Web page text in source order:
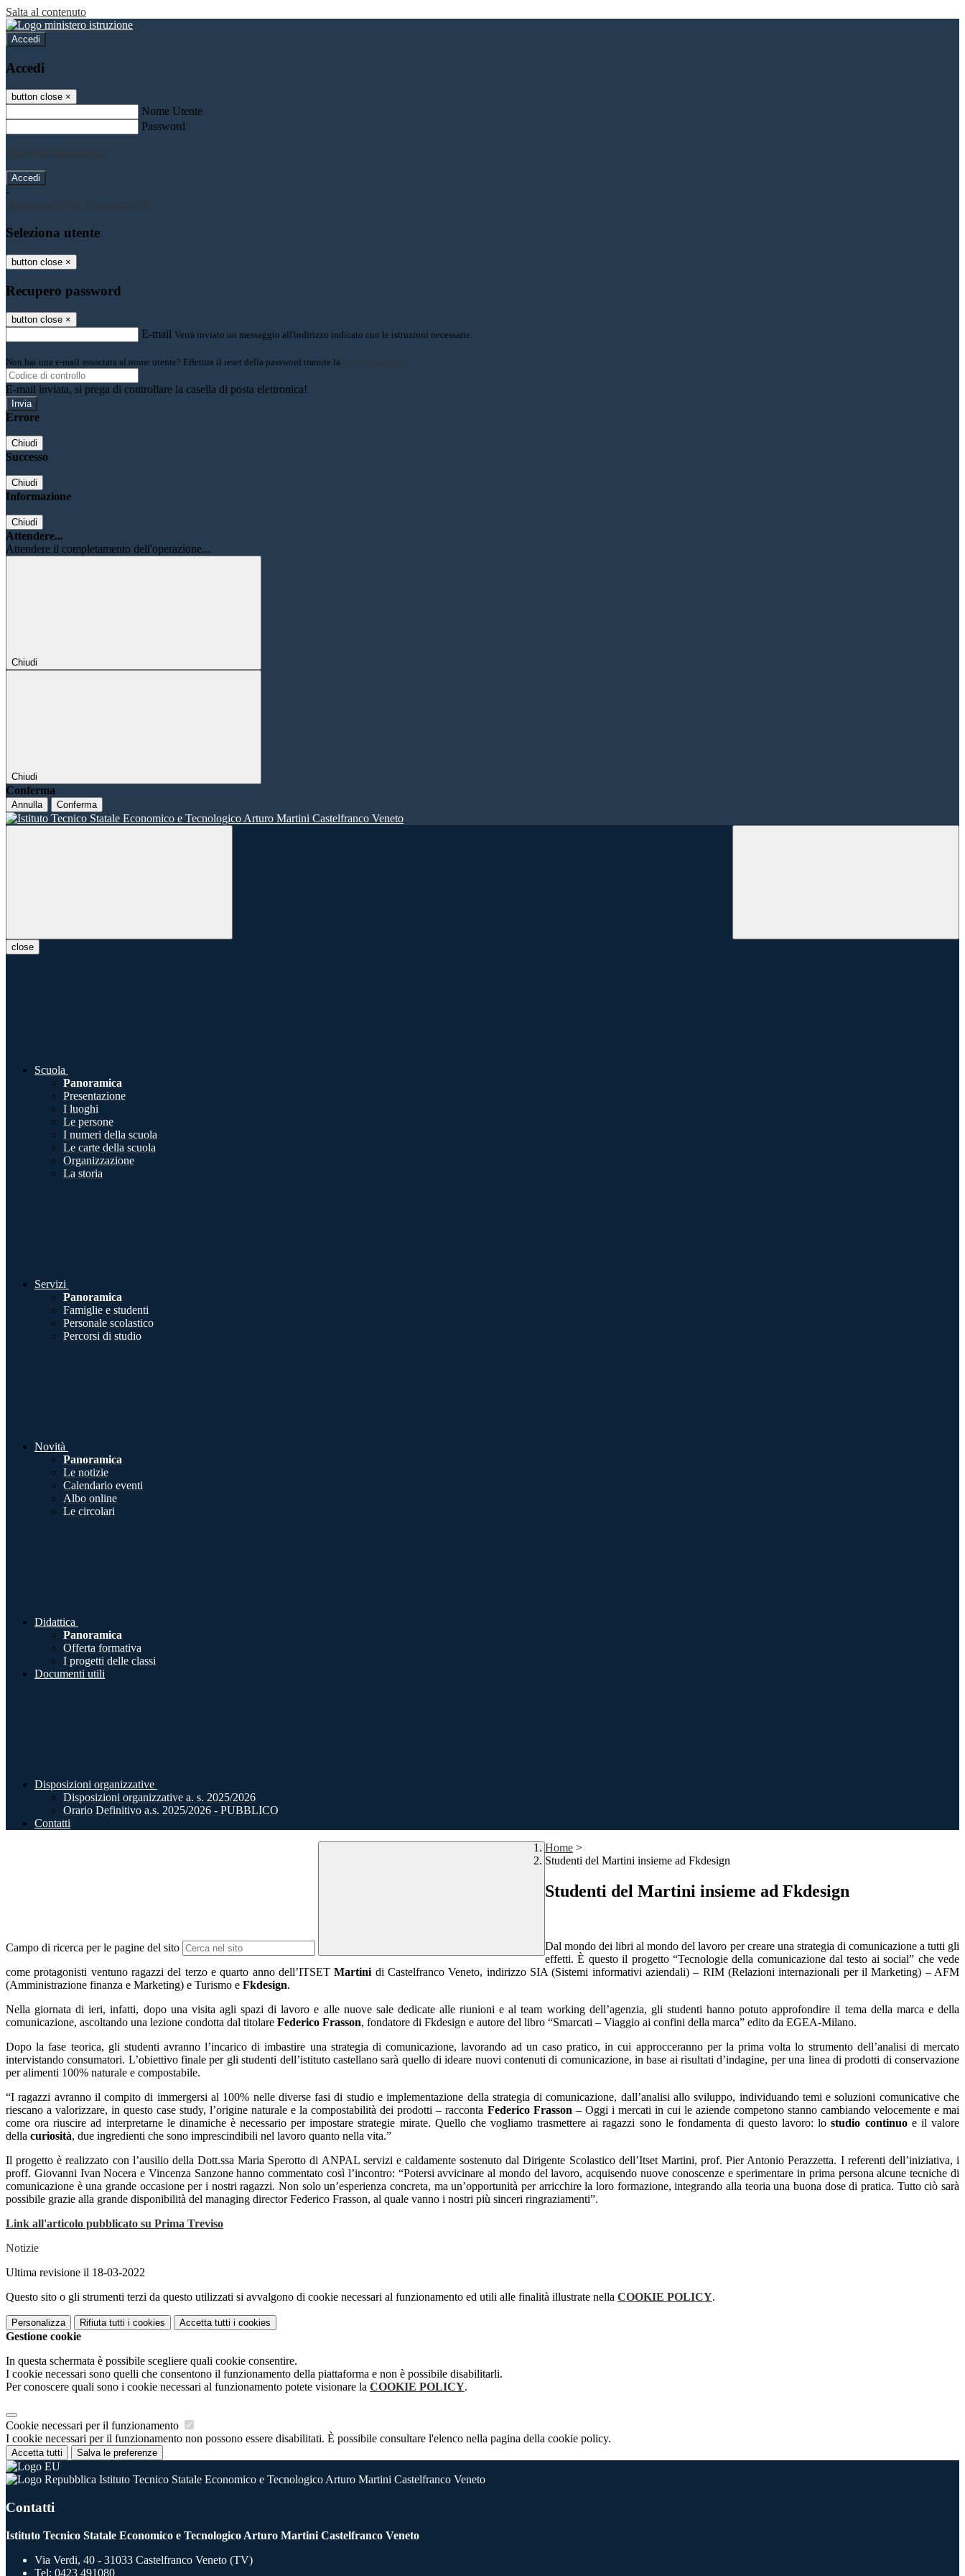
Salta al contenuto
Accedi
Accedi
button close ×
Nome Utente
Password
Password dimenticata?
-
Entra con SPID
Entra con CIE
Seleziona utente
button close ×
Recupero password
button close ×
E-mail Verrà inviato un messaggio all'indirizzo indicato con le istruzioni necessarie.
Non hai una e-mail associata al nome utente? Effettua il reset della password tramite la Login Spaggiari
E-mail inviata, si prega di controllare la casella di posta elettronica!
Errore
Chiudi
Successo
Chiudi
Informazione
Chiudi
Attendere...
Attendere il completamento dell'operazione...
Chiudi
Chiudi
Conferma
Annulla Conferma
close
Scuola
Panoramica
Presentazione
I luoghi
Le persone
I numeri della scuola
Le carte della scuola
Organizzazione
La storia
Servizi
Panoramica
Famiglie e studenti
Personale scolastico
Percorsi di studio
Novità
Panoramica
Le notizie
Calendario eventi
Albo online
Le circolari
Didattica
Panoramica
Offerta formativa
I progetti delle classi
Documenti utili
Disposizioni organizzative
Disposizioni organizzative a. s. 2025/2026
Orario Definitivo a.s. 2025/2026 - PUBBLICO
Contatti
Campo di ricerca per le pagine del sito
Home >
Studenti del Martini insieme ad Fkdesign
Studenti del Martini insieme ad Fkdesign
Dal mondo dei libri al mondo del lavoro per creare una strategia di comunicazione a tutti gli
effetti. È questo il progetto “Tecnologie della comunicazione dal testo ai social” che vede
come protagonisti ventuno ragazzi del terzo e quarto anno dell’ITSETMartini di Castelfranco Veneto, indirizzo SIA (Sistemi informativi aziendali) – RIM (Relazioni internazionali per il Marketing) – AFM
(Amministrazione finanza e Marketing) e Turismo e Fkdesign.
Nella giornata di ieri, infatti, dopo una visita agli spazi di lavoro e alle nuove sale dedicate alle riunioni e al team working dell’agenzia, gli studenti hanno potuto approfondire il tema della marca e della
comunicazione, ascoltando una lezione condotta dal titolare Federico Frasson, fondatore di Fkdesign e autore del libro “Smarcati – Viaggio ai confini della marca” edito da EGEA-Milano.
Dopo la fase teorica, gli studenti avranno l’incarico di imbastire una strategia di comunicazione, lavorando ad un caso pratico, in cui approcceranno per la prima volta lo strumento dell’analisi di mercato
intervistando consumatori. L’obiettivo finale per gli studenti dell’istituto castellano sarà quello di ideare nuovi contenuti di comunicazione, in base ai risultati d’indagine, per una linea di prodotti di conservazione
per alimenti 100% naturale e compostabile.
“I ragazzi avranno il compito di immergersi al 100% nelle diverse fasi di studio e implementazione della strategia di comunicazione, dall’analisi allo sviluppo, individuando temi e soluzioni comunicative che
riescano a valorizzare, in questo case study, l’origine naturale e la compostabilità dei prodotti – racconta Federico Frasson – Oggi i mercati in cui le aziende competono stanno cambiando velocemente e mai
come ora riuscire ad interpretarne le dinamiche è necessario per impostare strategie mirate. Quello che vogliamo trasmettere ai ragazzi sono le fondamenta di questo lavoro: lo studio continuo e il valore
della curiosità, due ingredienti che sono imprescindibili nel lavoro quanto nella vita.”
Il progetto è realizzato con l’ausilio della Dott.ssa Maria Sperotto di ANPAL servizi e caldamente sostenuto dal Dirigente Scolastico dell’Itset Martini, prof. Pier Antonio Perazzetta. I referenti dell’iniziativa, i
proff. Giovanni Ivan Nocera e Vincenza Sanzone hanno commentato così l’incontro: “Potersi avvicinare al mondo del lavoro, acquisendo nuove conoscenze e sperimentare in prima persona alcune tecniche di
comunicazione è una grande occasione per i nostri ragazzi. Non solo un’esperienza concreta, ma un’opportunità per arricchire la loro formazione, integrando alla teoria una buona dose di pratica. Tutto ciò sarà
possibile grazie alla grande disponibilità del managing director Federico Frasson, al quale vanno i nostri più sinceri ringraziamenti”.
Link all'articolo pubblicato su Prima Treviso
Notizie
Ultima revisione il 18-03-2022
Questo sito o gli strumenti terzi da questo utilizzati si avvalgono di cookie necessari al funzionamento ed utili alle finalità illustrate nella COOKIE POLICY.
Personalizza Rifiuta tutti i cookies Accetta tutti i cookies
Gestione cookie
In questa schermata è possibile scegliere quali cookie consentire.
I cookie necessari sono quelli che consentono il funzionamento della piattaforma e non è possibile disabilitarli.
Per conoscere quali sono i cookie necessari al funzionamento potete visionare la COOKIE POLICY.
Cookie necessari per il funzionamento
I cookie necessari per il funzionamento non possono essere disabilitati. È possibile consultare l'elenco nella pagina della cookie policy.
Accetta tutti Salva le preferenze
Istituto Tecnico Statale Economico e Tecnologico Arturo Martini Castelfranco Veneto
Contatti
Istituto Tecnico Statale Economico e Tecnologico Arturo Martini Castelfranco Veneto
Via Verdi, 40 - 31033 Castelfranco Veneto (TV)
Tel: 0423 491080